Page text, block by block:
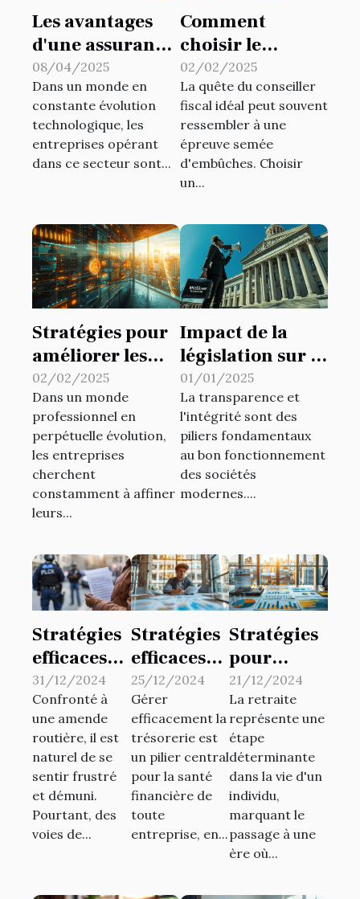
Les avantages
d'une assurance
complète pour
les entreprises
technologiques
08/04/2025
Dans un monde en
constante évolution
technologique, les
entreprises opérant
dans ce secteur sont...
Comment
choisir le
meilleur
conseiller fiscal
pour vos besoins
personnels
02/02/2025
La quête du conseiller
fiscal idéal peut souvent
ressembler à une
épreuve semée
d'embûches. Choisir
un...
Stratégies pour
améliorer les
performances à
travers des
systèmes de
gestion
innovants
02/02/2025
Dans un monde
professionnel en
perpétuelle évolution,
les entreprises
cherchent
constamment à affiner
leurs...
Impact de la
législation sur la
protection des
lanceurs d'alerte
01/01/2025
La transparence et
l'intégrité sont des
piliers fondamentaux
au bon fonctionnement
des sociétés
modernes....
Stratégies
efficaces
pour
contester
une
amende
routière
31/12/2024
Confronté à
une amende
routière, il est
naturel de se
sentir frustré
et démuni.
Pourtant, des
voies de...
Stratégies
efficaces
pour une
gestion de
trésorerie
optimale
dans les
startups
25/12/2024
Gérer
efficacement la
trésorerie est
un pilier central
pour la santé
financière de
toute
entreprise, en...
Stratégies
pour
optimiser
les fonds
de pension
dans le
secteur
privé
21/12/2024
La retraite
représente une
étape
déterminante
dans la vie d'un
individu,
marquant le
passage à une
ère où...